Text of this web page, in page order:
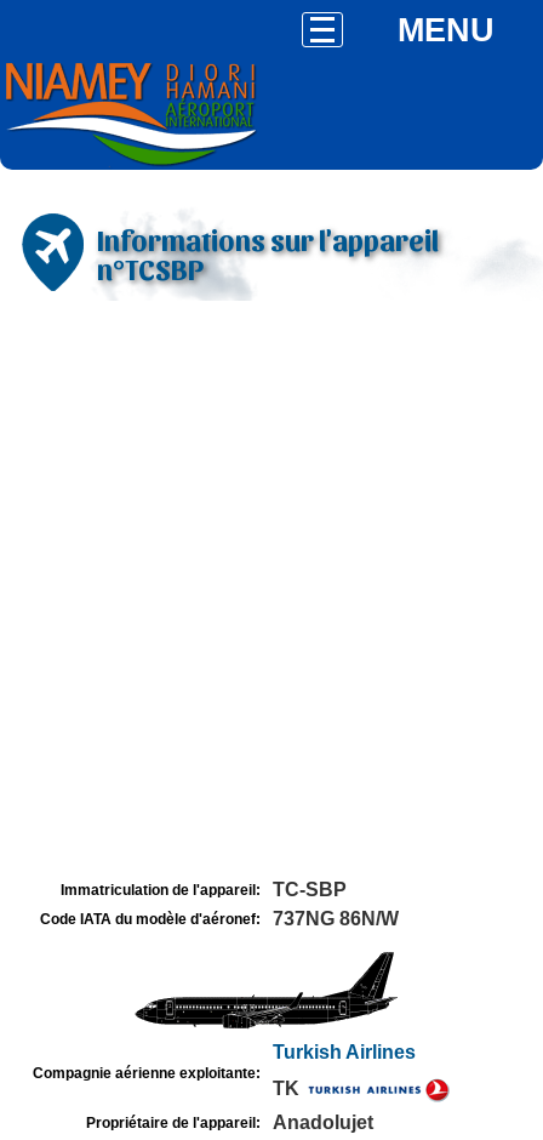
MENU
Informations sur l'appareil
n°TCSBP
Immatriculation de l'appareil: TC-SBP
Code IATA du modèle d'aéronef: 737NG 86N/W
Compagnie aérienne exploitante:
Turkish Airlines
TK
Propriétaire de l'appareil: Anadolujet